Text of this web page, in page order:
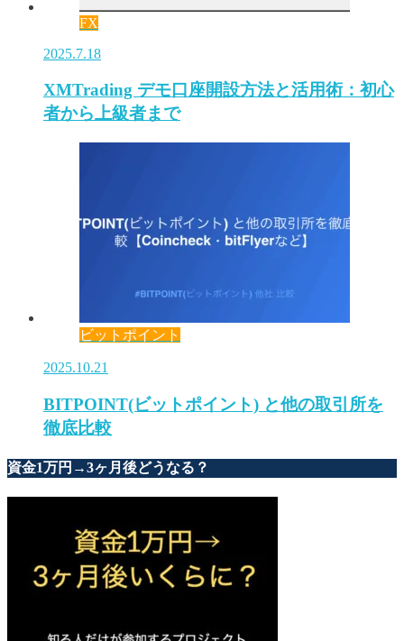
FX
2025.7.18
XMTrading デモ口座開設方法と活用術：初心
者から上級者まで
ビットポイント
2025.10.21
BITPOINT(ビットポイント) と他の取引所を
徹底比較
資金1万円→3ヶ月後どうなる？